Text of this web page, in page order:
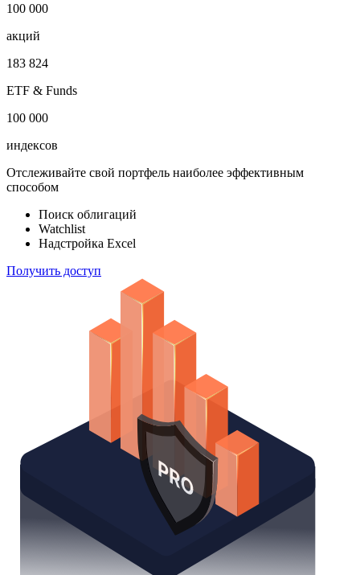
100 000
акций
183 824
ETF & Funds
100 000
индексов
Отслеживайте свой портфель наиболее эффективным
способом
Поиск облигаций
Watchlist
Надстройка Excel
Получить доступ